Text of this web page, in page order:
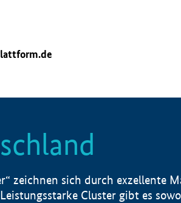
zeichnen sich durch exzellente
Cluster gibt es